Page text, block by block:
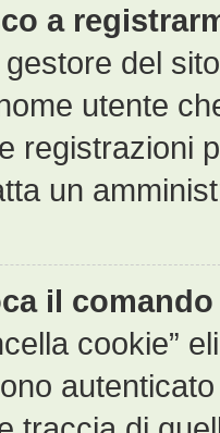
a
del
utente
registrazioni
un
il
cookie”